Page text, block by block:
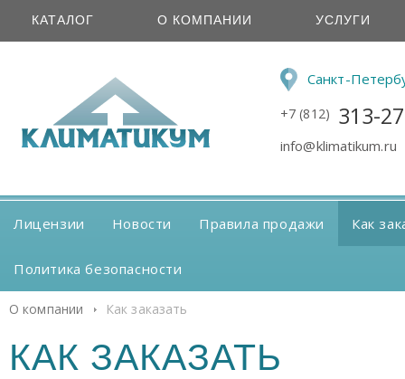
КАТАЛОГ О КОМПАНИИ УСЛУГИ
Санкт-
+7 (812) 313-
info@klimatikum.ru
Лицензии Новости Правила продажи Как
Политика безопасности
О компании Как заказать
КАК ЗАКАЗАТЬ